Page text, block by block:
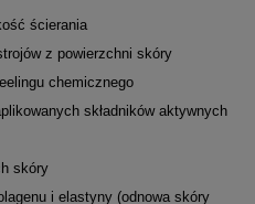
ścierania
z powierzchni skóry
chemicznego
składników aktywnych
skóry
i elastyny (odnowa skóry